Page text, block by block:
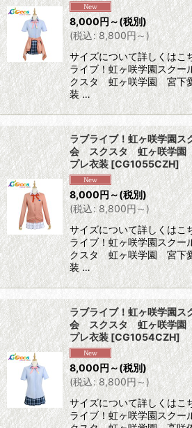
8,000円～(税別)
(税込: 8,800円～)
サイズについて詳しくは
ライブ！虹ヶ咲学園スク
クスタ 虹ヶ咲学園 宮
装 …
ラブライブ！虹ヶ咲学園ス
会 スクスタ 虹ヶ咲学
プレ衣装 [CG1055CZH]
8,000円～(税別)
(税込: 8,800円～)
サイズについて詳しくは
ライブ！虹ヶ咲学園スク
クスタ 虹ヶ咲学園 宮下
装 …
ラブライブ！虹ヶ咲学園ス
会 スクスタ 虹ヶ咲学
プレ衣装 [CG1054CZH]
8,000円～(税別)
(税込: 8,800円～)
サイズについて詳しくは
ライブ！虹ヶ咲学園スク